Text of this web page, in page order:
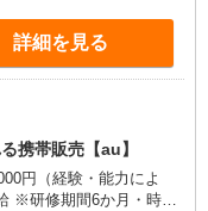
。○。・゜+゜
詳細を見る
携帯販売【au】
円（経験・能力によ
※研修期間6か月・時給